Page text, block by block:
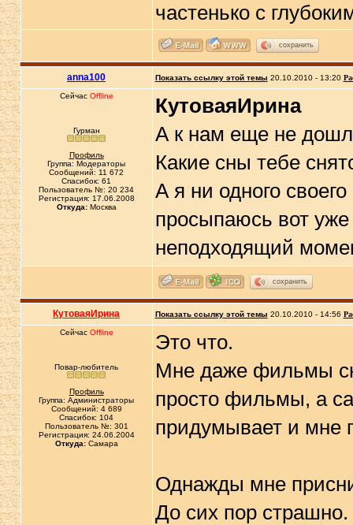
частенько с
сохранить
anna100 Показать ссылку этой темы 20.10.2010 - 13:20
Сейчас Offline
Гурман
Профиль
Группа: Модераторы
Сообщений: 11 672
Спасибок: 61
Пользователь №: 20 234
Регистрация: 17.06.2008
Откуда:Москва
КутоваяИрина
А к нам еще не
Какие сны тебе
А я ни одного
просыпаюсь вот
неподходящий
сохранить
КутоваяИрина Показать ссылку этой темы 20.10.2010 - 14:56
Сейчас Offline
Повар-любитель
Профиль
Группа: Администраторы
Сообщений: 4 689
Спасибок: 104
Пользователь №: 301
Регистрация: 24.06.2004
Откуда:Самара
Это что.
Мне даже фильмы
просто фильмы, а
придумывает и мне
Однажды мне
До сих пор страшно.